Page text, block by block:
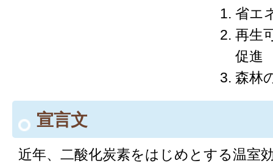
省エ
再生
促進
森林
宣言文
近年、二酸化炭素をはじめとする温室